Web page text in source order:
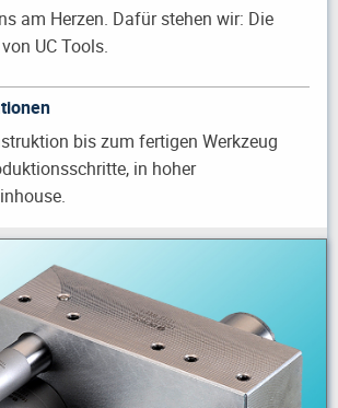
am Herzen. Dafür stehen wir: Die
UC Tools.
bis zum fertigen Werkzeug
in hoher